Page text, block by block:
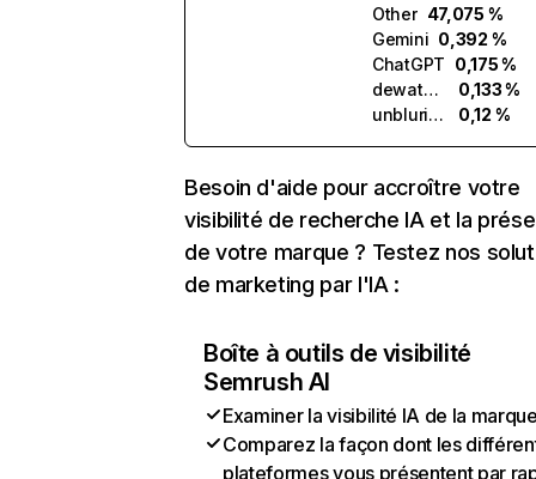
Other 47,075 %
Gemini 0,392 %
ChatGPT 0,175 %
dewatermark.ai
0,133 %
unblurimage.ai
0,12 %
Besoin d'aide pour accroître votre
visibilité de recherche IA et la
de votre marque ? Testez nos
de marketing par l'IA :
Boîte à outils de visibilité
Semrush AI
Examiner la visibilité IA de la
Comparez la façon dont les
plateformes vous présentent par